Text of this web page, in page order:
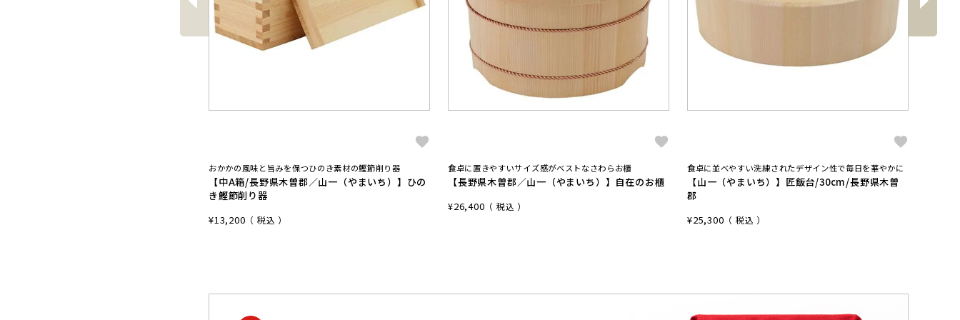
へ
おかかの風味と旨みを保つひのき素材の鰹節削り器
【中A箱/長野県木曽郡／山一（やまいち）】ひの
き鰹節削り器
¥13,200 税込
食卓に置きやすいサイズ感がベストなさわらお櫃
【長野県木曽郡／山一（やまいち）】自在のお櫃
¥26,400 税込
食卓に並べやすい洗練されたデザイン性で毎日を華やかに
【山一（やまいち）】匠飯台/30cm/長野県木曽
郡
¥25,300 税込
次